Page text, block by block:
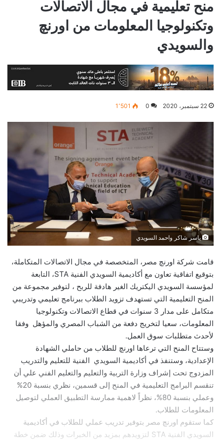
منح تعليمية في مجال الاتصالات
وتكنولوجيا المعلومات من اورنچ
والسويدي
22 سبتمبر، 2020 0 1٬501
ياسر شاكر واحمد السويدي
قامت شركة اورنچ مصر، المتخصصة في مجال الاتصالات المتكاملة،
بتوقيع اتفاقية تعاون مع أكاديمية السويدي الفنية STA، التابعة
لمؤسسة السويدي اليكتريك الغير هادفة للربح ، لتوفير مجموعة من
المنح التعليمية التي تستهدف تزويد الطلاب ببرنامج تعليمي وتدريبي
متكامل على مدار 3 سنوات في قطاع الاتصالات وتكنولوجيا
المعلومات، سعيا لتخريج دفعة من الشباب المصري والمؤهل وفقا
لأحدث متطلبات سوق العمل.
وستتاح المنح التي ترعاها اورنچ للطلاب من حاملي الشهادة
الإعدادية، وستنفذ في أكاديمية السويدي الفنية للتعليم والتدريب
المزدوج تحت إشراف وزارة التربية والتعليم والتعليم الفني علي أن
تنقسم البرامج التعليمية في المنح إلى قسمين، نظري بنسبة 20%
وعملي بنسبة 80%، نظراً لاهمية ممارسة التطبيق العملي لتوصيل
المعلومات للطلاب.
كما ستقوم اورنچ مصر بتوفير تدريب عملي للطلاب في أكاديمية
السويدي الفنية STA لتزويدهم بمزيد من الخبرات وذلك ضمن خطة